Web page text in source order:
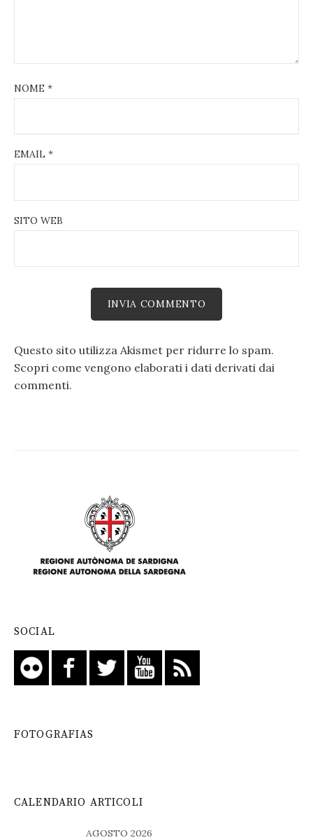
NOME *
EMAIL *
SITO WEB
Questo sito utilizza Akismet per ridurre lo spam.
Scopri come vengono elaborati i dati derivati dai
commenti.
SOCIAL
FOTOGRAFIAS
CALENDARIO ARTICOLI
AGOSTO 2026